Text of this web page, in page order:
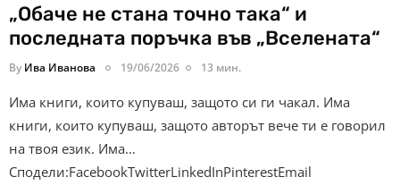
„Обаче не стана точно така“ и
последната поръчка във „Вселената“
By Ива Иванова 19/06/2026 13 мин.
Има книги, които купуваш, защото си ги чакал. Има
книги, които купуваш, защото авторът вече ти е говорил
на твоя език. Има…
Сподели:FacebookTwitterLinkedInPinterestEmail